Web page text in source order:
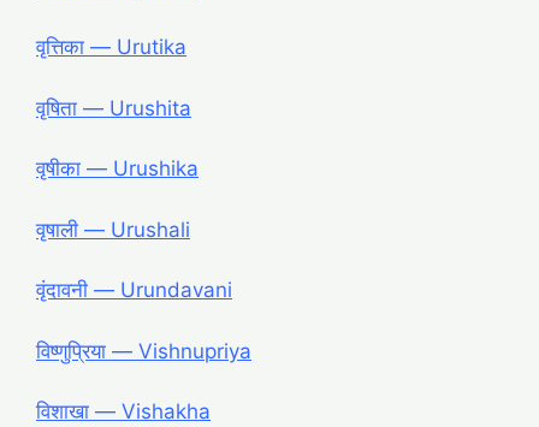
वृत्तिका ― Urutika
वृषिता ― Urushita
वृषीका ― Urushika
वृषाली ― Urushali
वृंदावनी ― Urundavani
विष्णुप्रिया ― Vishnupriya
विशाखा ― Vishakha